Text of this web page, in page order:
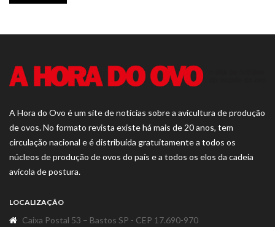
A Hora do Ovo é um site de notícias sobre a avicultura de produção
de ovos. No formato revista existe há mais de 20 anos, tem
circulação nacional e é distribuída gratuitamente a todos os
núcleos de produção de ovos do país e a todos os elos da cadeia
avícola de postura.
LOCALIZAÇÃO
Caixa Postal 53 – Bastos SP - CEP 17.690-970